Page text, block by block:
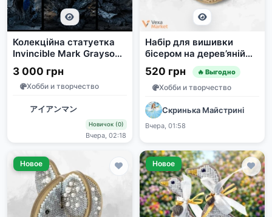
Колекційна статуетка
Invincible Mark Grayson
vs Conquest 32см
Premium Resin
3 000 грн
Хобби и творчество
アイアンマン
Новичок (0)
Вчера, 02:18
Набір для вишивки
бісером на дерев’яній
основі «Синя пташка»
520 грн 🔥 Выгодно
Хобби и творчество
Скринька Майстрині
Вчера, 01:58
Новое Новое